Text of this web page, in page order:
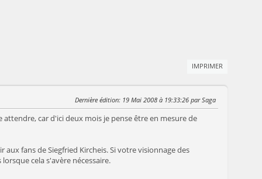
IMPRIMER
Dernière édition: 19 Mai 2008 à 19:33:26 par Saga
attendre, car d'ici deux mois je pense être en mesure de
fans de Siegfried Kircheis. Si votre visionnage des
cela s'avère nécessaire.